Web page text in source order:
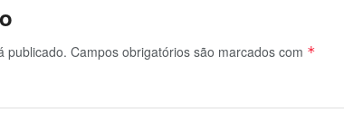
publicado. Campos obrigatórios são marcados com *